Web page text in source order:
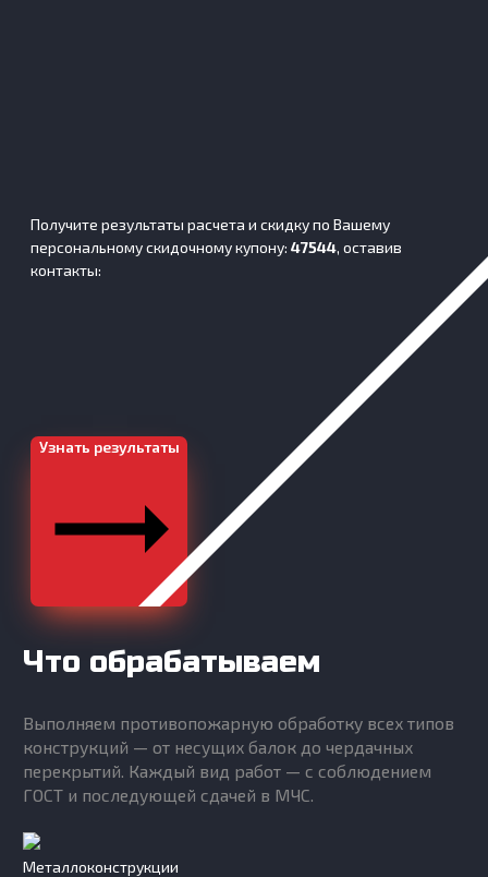
Получите результаты расчета и скидку по Вашему
персональному скидочному купону: 47544, оставив
контакты:
Узнать результаты
Что обрабатываем
Выполняем противопожарную обработку всех типов
конструкций — от несущих балок до чердачных
перекрытий. Каждый вид работ — с соблюдением
ГОСТ и последующей сдачей в МЧС.
Металлоконструкции